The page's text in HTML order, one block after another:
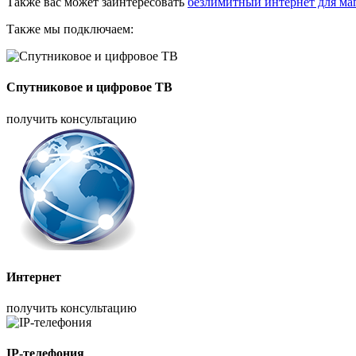
Также мы подключаем:
Спутниковое и цифровое ТВ
получить консультацию
Интернет
получить консультацию